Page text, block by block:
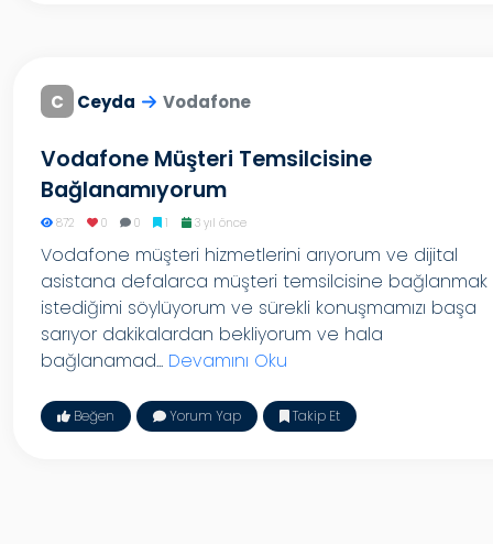
C Ceyda Vodafone
Vodafone Müşteri Temsilcisine
Bağlanamıyorum
872 0 0 1 3 yıl önce
Vodafone müşteri hizmetlerini arıyorum ve dijital
asistana defalarca müşteri temsilcisine bağlanmak
istediğimi söylüyorum ve sürekli konuşmamızı başa
sarıyor dakikalardan bekliyorum ve hala
bağlanamad... Devamını Oku
Beğen Yorum Yap Takip Et